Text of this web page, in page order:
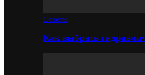
Советы
Как выбрать